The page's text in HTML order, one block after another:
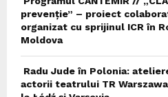
prevenție” – proiect
organizat cu sprijinul ICR în
Moldova
Radu Jude în Polonia:
actorii teatrului TR